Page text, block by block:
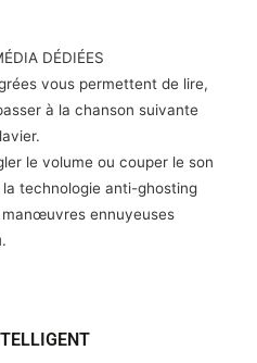
DÉDIÉES
vous permettent de lire,
à la chanson suivante
le volume ou couper le son
technologie anti-ghosting
ennuyeuses